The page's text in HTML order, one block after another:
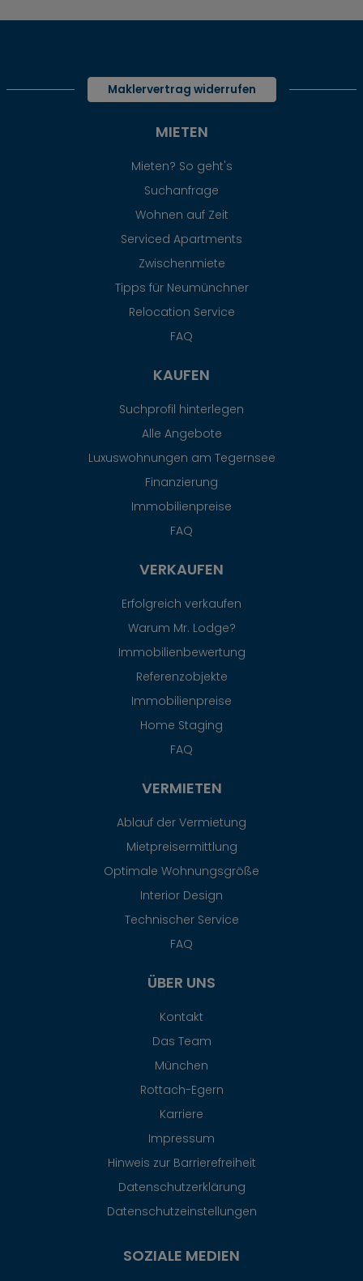
Maklervertrag widerrufen
MIETEN
Mieten? So geht's
Suchanfrage
Wohnen auf Zeit
Serviced Apartments
Zwischenmiete
Tipps für Neumünchner
Relocation Service
FAQ
KAUFEN
Suchprofil hinterlegen
Alle Angebote
Luxuswohnungen am Tegernsee
Finanzierung
Immobilienpreise
FAQ
VERKAUFEN
Erfolgreich verkaufen
Warum Mr. Lodge?
Immobilienbewertung
Referenzobjekte
Immobilienpreise
Home Staging
FAQ
VERMIETEN
Ablauf der Vermietung
Mietpreisermittlung
Optimale Wohnungsgröße
Interior Design
Technischer Service
FAQ
ÜBER UNS
Kontakt
Das Team
München
Rottach-Egern
Karriere
Impressum
Hinweis zur Barrierefreiheit
Datenschutzerklärung
Datenschutzeinstellungen
SOZIALE MEDIEN